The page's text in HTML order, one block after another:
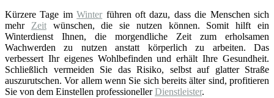
Kürzere Tage imWinter führen oft dazu, dass die Menschen sich
mehr Zeitwünschen, die sie nutzen können. Somit hilft ein
Winterdienst Ihnen, die morgendliche Zeit zum erholsamen
Wachwerden zu nutzen anstatt körperlich zu arbeiten. Das
verbessert Ihr eigenes Wohlbefinden und erhält Ihre Gesundheit.
Schließlich vermeiden Sie das Risiko, selbst auf glatter Straße
auszurutschen. Vor allem wenn Sie sich bereits älter sind, profitieren
Sie von dem Einstellen professionellerDienstleister.